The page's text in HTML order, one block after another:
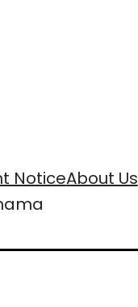
NoticeAbout Us